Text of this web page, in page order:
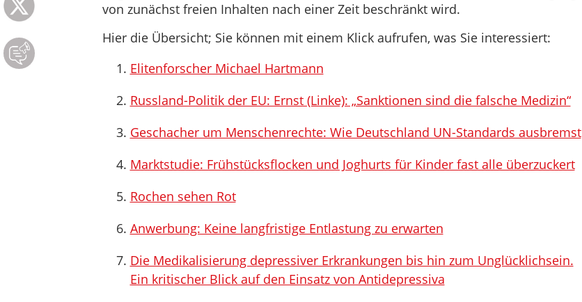
von zunächst freien Inhalten nach einer Zeit beschränkt wird.
Hier die Übersicht; Sie können mit einem Klick aufrufen, was Sie interessiert:
Elitenforscher Michael Hartmann
Russland-Politik der EU: Ernst (Linke): „Sanktionen sind die falsche Medizin“
Geschacher um Menschenrechte: Wie Deutschland UN-Standards ausbremst
Marktstudie: Frühstücksflocken und Joghurts für Kinder fast alle überzuckert
Rochen sehen Rot
Anwerbung: Keine langfristige Entlastung zu erwarten
Die Medikalisierung depressiver Erkrankungen bis hin zum Unglücklichsein.
Ein kritischer Blick auf den Einsatz von Antidepressiva